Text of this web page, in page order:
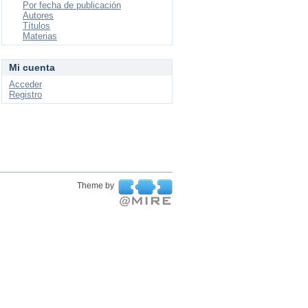
Por fecha de publicación
Autores
Títulos
Materias
Mi cuenta
Acceder
Registro
Theme by